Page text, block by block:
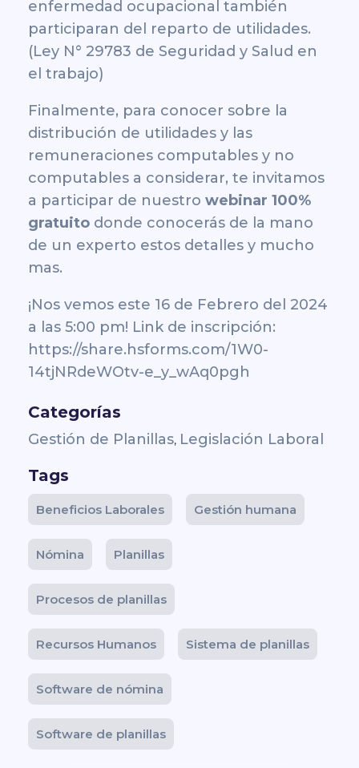
enfermedad ocupacional también
participaran del reparto de utilidades.
(Ley N° 29783 de Seguridad y Salud en
el trabajo)
Finalmente, para conocer sobre la
distribución de utilidades y las
remuneraciones computables y no
computables a considerar, te invitamos
a participar de nuestro webinar 100%
gratuito donde conocerás de la mano
de un experto estos detalles y mucho
mas.
¡Nos vemos este 16 de Febrero del 2024
a las 5:00 pm! Link de inscripción:
https://share.hsforms.com/1W0-
14tjNRdeWOtv-e_y_wAq0pgh
Categorías
Gestión de Planillas, Legislación Laboral
Tags
Beneficios Laborales Gestión humana
Nómina Planillas
Procesos de planillas
Recursos Humanos Sistema de planillas
Software de nómina
Software de planillas